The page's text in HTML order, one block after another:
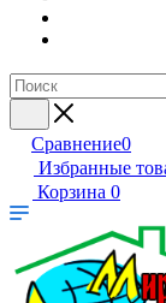
Сравнение0
Избранные
Корзина 0